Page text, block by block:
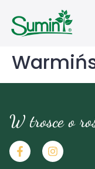
W trosce o